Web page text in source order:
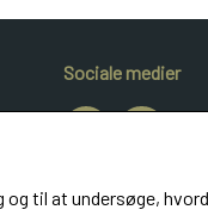
Sociale medier
til at undersøge,